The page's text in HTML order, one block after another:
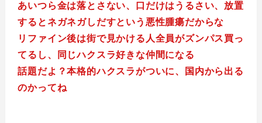
あいつら金は落とさない、口だけはうるさい、放置
するとネガネガしだすという悪性腫瘍だからな
リファイン後は街で見かける人全員がズンパス買っ
てるし、同じハクスラ好きな仲間になる
話題だよ？本格的ハクスラがついに、国内から出る
のかってね